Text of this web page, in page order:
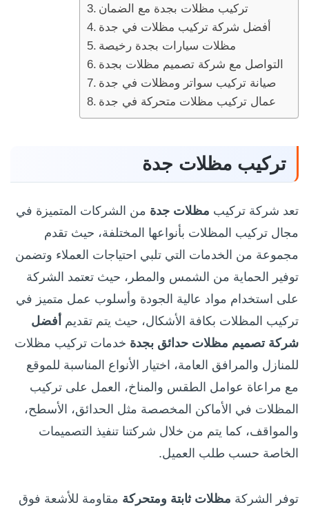
تركيب مظلات بجدة مع الضمان
أفضل شركة تركيب مظلات في جدة
مظلات سيارات بجدة رخيصة
التواصل مع شركة تصميم مظلات بجدة
صيانة تركيب سواتر ومظلات في جدة
عمال تركيب مظلات متحركة في جدة
تركيب مظلات جدة
تعد شركة تركيب مظلات جدة من الشركات المتميزة في
مجال تركيب المظلات بأنواعها المختلفة، حيث تقدم
مجموعة من الخدمات التي تلبي احتياجات العملاء وتضمن
توفير الحماية من الشمس والمطر، حيث تعتمد الشركة
على استخدام مواد عالية الجودة وأسلوب عمل متميز في
تركيب المظلات بكافة الأشكال، حيث يتم تقديم أفضل
شركة تصميم مظلات حدائق بجدة خدمات تركيب مظلات
للمنازل والمرافق العامة، اختيار الأنواع المناسبة للموقع
مع مراعاة عوامل الطقس والمناخ، العمل على تركيب
المظلات في الأماكن المخصصة مثل الحدائق، الأسطح،
والمواقف، كما يتم من خلال شركتنا تنفيذ التصميمات
الخاصة حسب طلب العميل.
توفر الشركة مظلات ثابتة ومتحركة مقاومة للأشعة فوق